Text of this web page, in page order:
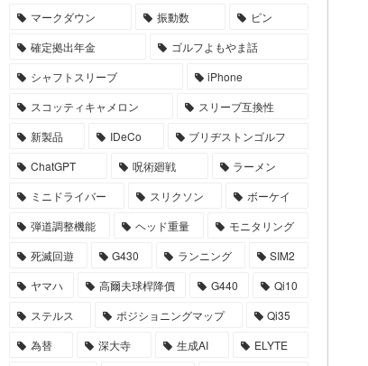
マークダウン
振動数
ピン
確定拠出年金
ゴルフよもやま話
シャフトスリーブ
iPhone
スコッティキャメロン
スリーブ互換性
新製品
IDeCo
ブリヂストンゴルフ
ChatGPT
呪術廻戦
ラーメン
ミニドライバー
スリクソン
ボーケイ
弾道調整機能
ヘッド重量
モニタリング
死滅回遊
G430 ランニング
SIM2
ヤマハ
高爾夫球桿降價 G440
Qi10
ステルス
ポジショニングマップ
Qi35
為替
深大寺 生成AI
ELYTE